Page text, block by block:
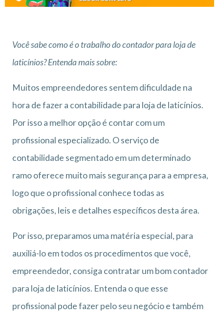
Você sabe como é o trabalho do contador para loja de
laticínios? Entenda mais sobre:
Muitos empreendedores sentem dificuldade na
hora de fazer a contabilidade para loja de laticínios.
Por isso a melhor opção é contar com um
profissional especializado. O serviço de
contabilidade segmentado em um determinado
ramo oferece muito mais segurança para a empresa,
logo que o profissional conhece todas as
obrigações, leis e detalhes específicos desta área.
Por isso, preparamos uma matéria especial, para
auxiliá-lo em todos os procedimentos que você,
empreendedor, consiga contratar um bom contador
para loja de laticínios. Entenda o que esse
profissional pode fazer pelo seu negócio e também